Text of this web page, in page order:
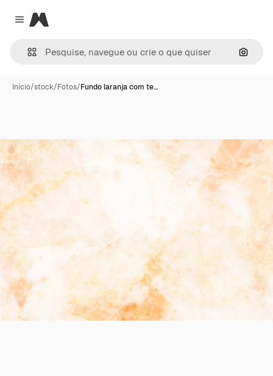
Close menu
Magnific
Início/stock/Fotos/Fundo laranja com te…